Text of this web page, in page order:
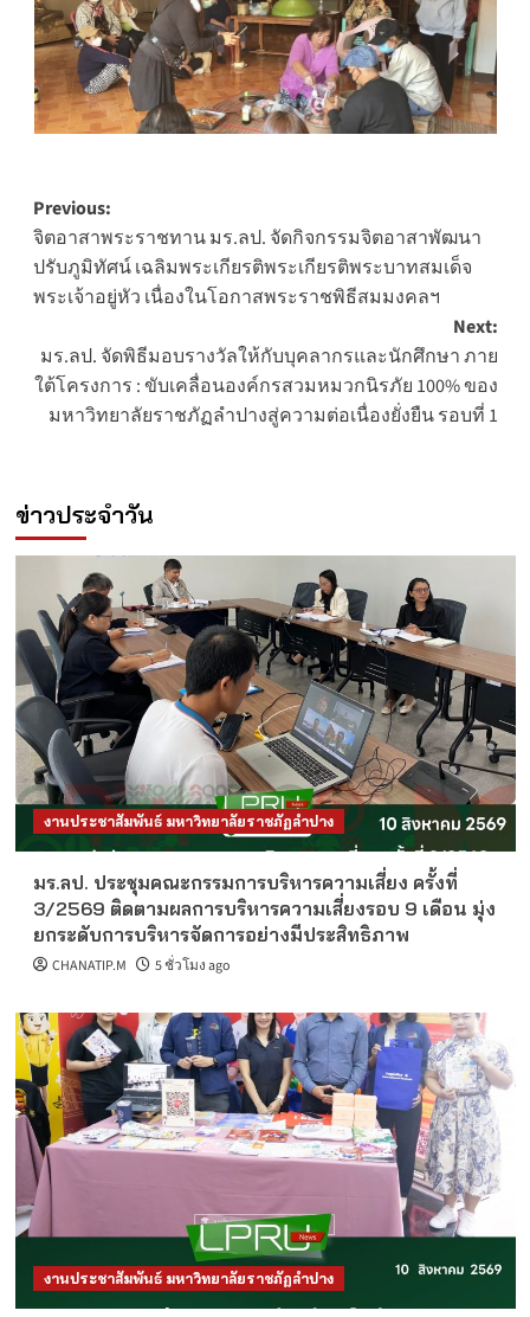
Post
navigation
Previous:
จิตอาสาพระราชทาน มร.ลป. จัดกิจกรรมจิตอาสาพัฒนา
ปรับภูมิทัศน์ เฉลิมพระเกียรติพระเกียรติพระบาทสมเด็จ
พระเจ้าอยู่หัว เนื่องในโอกาสพระราชพิธีสมมงคลฯ
Next:
มร.ลป. จัดพิธีมอบรางวัลให้กับบุคลากรและนักศึกษา ภาย
ใต้โครงการ : ขับเคลื่อนองค์กรสวมหมวกนิรภัย 100% ของ
มหาวิทยาลัยราชภัฏลำปางสู่ความต่อเนื่องยั่งยืน รอบที่ 1
ข่าวประจำวัน
งานประชาสัมพันธ์ มหาวิทยาลัยราชภัฏลำปาง
มร.ลป. ประชุมคณะกรรมการบริหารความเสี่ยง ครั้งที่
3/2569 ติดตามผลการบริหารความเสี่ยงรอบ 9 เดือน มุ่ง
ยกระดับการบริหารจัดการอย่างมีประสิทธิภาพ
CHANATIP.M 5 ชั่วโมง ago
งานประชาสัมพันธ์ มหาวิทยาลัยราชภัฏลำปาง